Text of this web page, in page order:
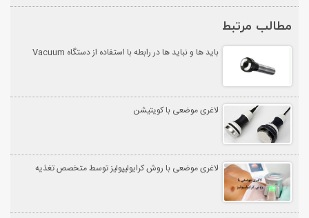
مطالب مرتبط
باید ها و نباید ها در رابطه با استفاده از دستگاه Vacuum
لاغری موضعی با کویتیشن
لاغری موضعی با روش کرایولیپولیز توسط متخصص تغذیه